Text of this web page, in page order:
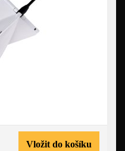
Vložit do košíku